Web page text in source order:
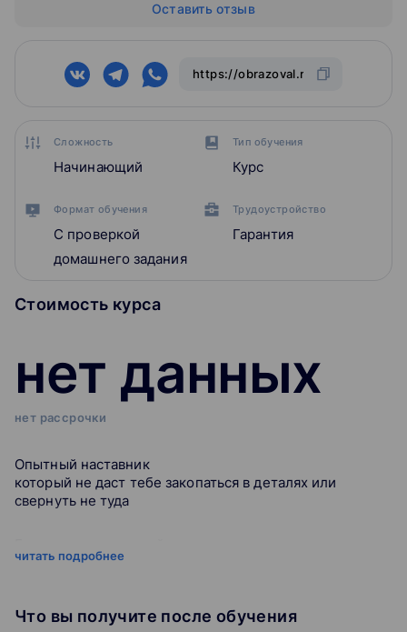
Сложность
Начинающий
Тип обучения
Курс
Формат обучения
С проверкой
домашнего задания
Трудоустройство
Гарантия
Стоимость курса
нет данных
нет рассрочки
Опытный наставник
который не даст тебе закопаться в деталях или
свернуть не туда
с начальной заработной платой от 80 000 рублей по
Бесплатное обучение
читать подробнее
Что вы получите после обучения
Оставить отзыв